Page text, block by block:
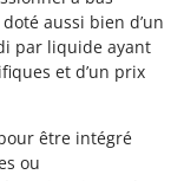
aussi bien d’un
par liquide ayant
et d’un prix
être intégré
ou